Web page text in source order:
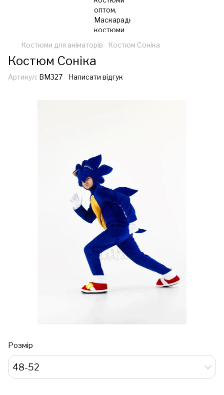
Костюми для аніматорів Костюм Соніка
Костюм Соніка
Артикул: ВМ327 Написати відгук
Розмір
48-52